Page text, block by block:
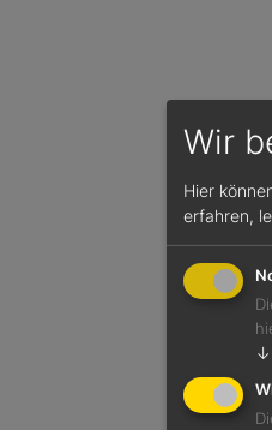
Wir
Hier
erfahren,
↓